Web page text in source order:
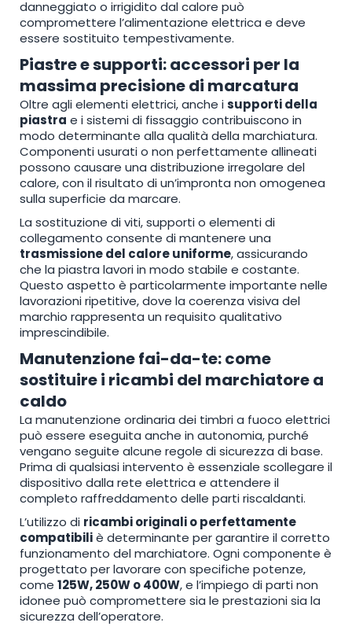
danneggiato o irrigidito dal calore può
compromettere l’alimentazione elettrica e deve
essere sostituito tempestivamente.
Piastre e supporti: accessori per la
massima precisione di marcatura
Oltre agli elementi elettrici, anche isupporti della
piastra e i sistemi di fissaggio contribuiscono in
modo determinante alla qualità della marchiatura.
Componenti usurati o non perfettamente allineati
possono causare una distribuzione irregolare del
calore, con il risultato di un’impronta non omogenea
sulla superficie da marcare.
La sostituzione di viti, supporti o elementi di
collegamento consente di mantenere una
trasmissione del calore uniforme, assicurando
che la piastra lavori in modo stabile e costante.
Questo aspetto è particolarmente importante nelle
lavorazioni ripetitive, dove la coerenza visiva del
marchio rappresenta un requisito qualitativo
imprescindibile.
Manutenzione fai-da-te: come
sostituire i ricambi del marchiatore a
caldo
La manutenzione ordinaria dei timbri a fuoco elettrici
può essere eseguita anche in autonomia, purché
vengano seguite alcune regole di sicurezza di base.
Prima di qualsiasi intervento è essenziale scollegare il
dispositivo dalla rete elettrica e attendere il
completo raffreddamento delle parti riscaldanti.
L’utilizzo di ricambi originali o perfettamente
compatibiliè determinante per garantire il corretto
funzionamento del marchiatore. Ogni componente è
progettato per lavorare con specifiche potenze,
come 125W, 250W o 400W, e l’impiego di parti non
idonee può compromettere sia le prestazioni sia la
sicurezza dell’operatore.